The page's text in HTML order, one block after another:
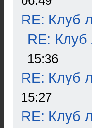
RE: Клуб
RE: Клуб
15:36
RE: Клуб
15:27
RE: Клуб